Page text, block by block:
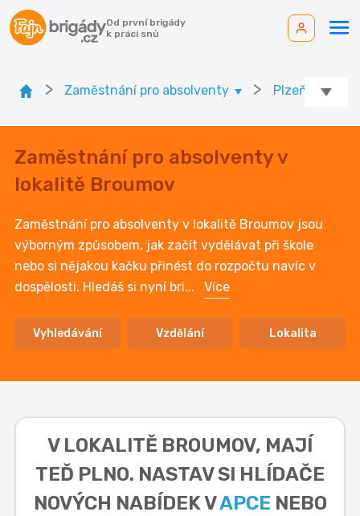
Od první brigády
k práci snů
> Zaměstnání pro absolventy > Plzeňský kr.
Zaměstnání pro absolventy v
lokalitě Broumov
Zaměstnání pro absolventy v lokalitě Broumov jsou
výborným způsobem, jak začít vydělávat při škole
nebo si nějakou kačku přinést do rozpočtu navíc v
dospělosti. Hledáš si nyní bri... Více
Vyhledávání Vzdělání Lokalita
V LOKALITĚ BROUMOV, MAJÍ
TEĎ PLNO. NASTAV SI HLÍDAČE
NOVÝCH NABÍDEK VAPCE NEBO